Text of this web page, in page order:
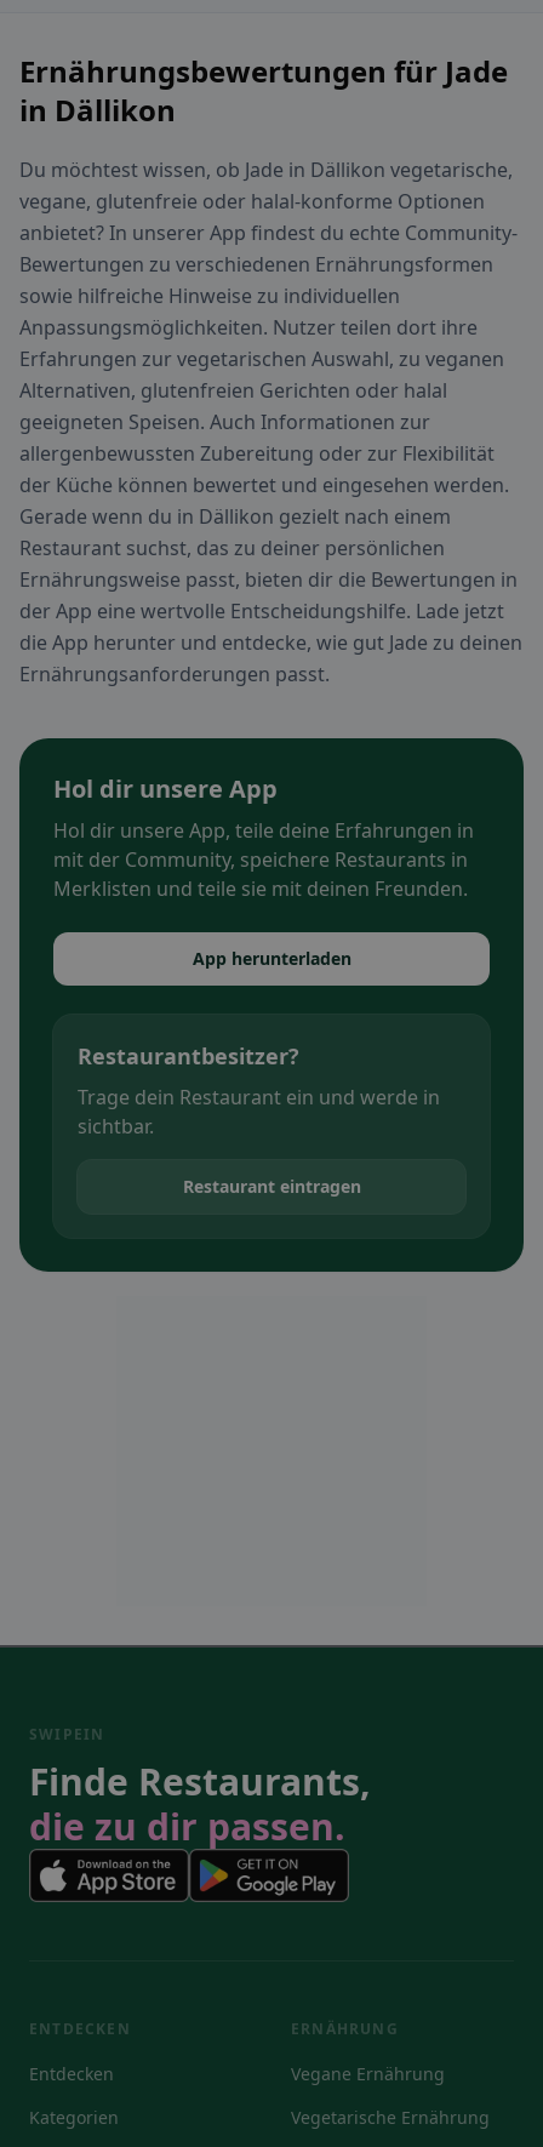
Ernährungsbewertungen für Jade
in Dällikon
Du möchtest wissen, ob Jade in Dällikon vegetarische,
vegane, glutenfreie oder halal-konforme Optionen
anbietet? In unserer App findest du echte Community-
Bewertungen zu verschiedenen Ernährungsformen
sowie hilfreiche Hinweise zu individuellen
Anpassungsmöglichkeiten. Nutzer teilen dort ihre
Erfahrungen zur vegetarischen Auswahl, zu veganen
Alternativen, glutenfreien Gerichten oder halal
geeigneten Speisen. Auch Informationen zur
allergenbewussten Zubereitung oder zur Flexibilität
der Küche können bewertet und eingesehen werden.
Gerade wenn du in Dällikon gezielt nach einem
Restaurant suchst, das zu deiner persönlichen
Ernährungsweise passt, bieten dir die Bewertungen in
der App eine wertvolle Entscheidungshilfe. Lade jetzt
die App herunter und entdecke, wie gut Jade zu deinen
Ernährungsanforderungen passt.
Hol dir unsere App
Hol dir unsere App, teile deine Erfahrungen in
mit der Community, speichere Restaurants in
Merklisten und teile sie mit deinen Freunden.
App herunterladen
Restaurantbesitzer?
Trage dein Restaurant ein und werde in
sichtbar.
Restaurant eintragen
SWIPEIN
Finde Restaurants,
die zu dir passen.
ENTDECKEN
Entdecken
Kategorien
ERNÄHRUNG
Vegane Ernährung
Vegetarische Ernährung